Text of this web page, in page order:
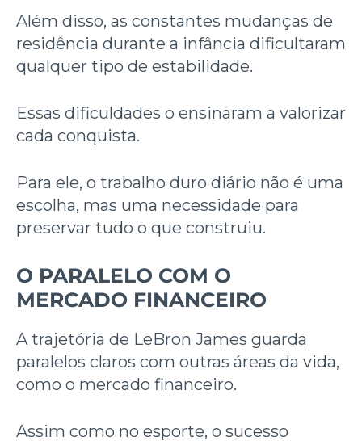
Além disso, as constantes mudanças de
residência durante a infância dificultaram
qualquer tipo de estabilidade.
Essas dificuldades o ensinaram a valorizar
cada conquista.
Para ele, o trabalho duro diário não é uma
escolha, mas uma necessidade para
preservar tudo o que construiu.
O PARALELO COM O
MERCADO FINANCEIRO
A trajetória de LeBron James guarda
paralelos claros com outras áreas da vida,
como o mercado financeiro.
Assim como no esporte, o sucesso